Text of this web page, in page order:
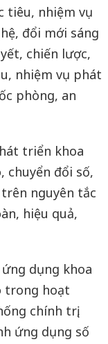
tiêu, nhiệm vụ
đổi mới sáng
chiến lược,
nhiệm vụ phát
phòng, an
triển khoa
chuyển đổi số,
nguyên tắc
hiệu quả,
dụng khoa
trong hoạt
chính trị,
ứng dụng số